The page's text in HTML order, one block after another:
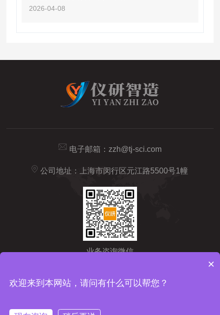
2026-04-08
电子邮箱： zzh@tj-sci.com
公司地址：上海市闵行区元江路5500号1幢
业务咨询微信
Copyright © 2026 仪研智造（上海）药检仪器有限公司版权所有
×
欢迎来到本网站，请问有什么可以帮您？